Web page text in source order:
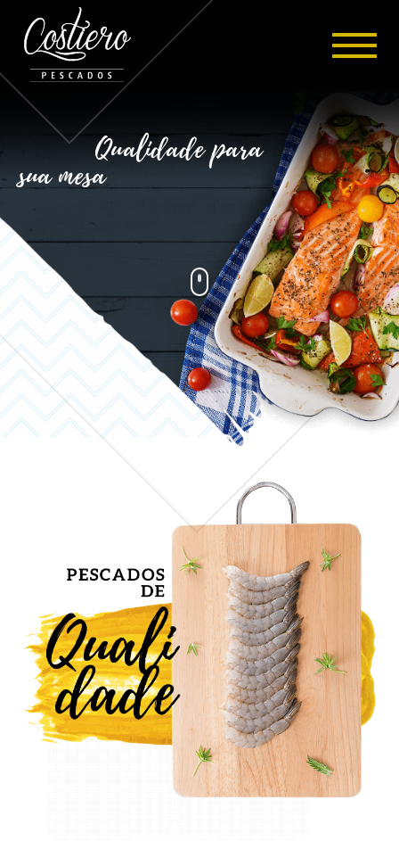
Qualidade para
sua mesa